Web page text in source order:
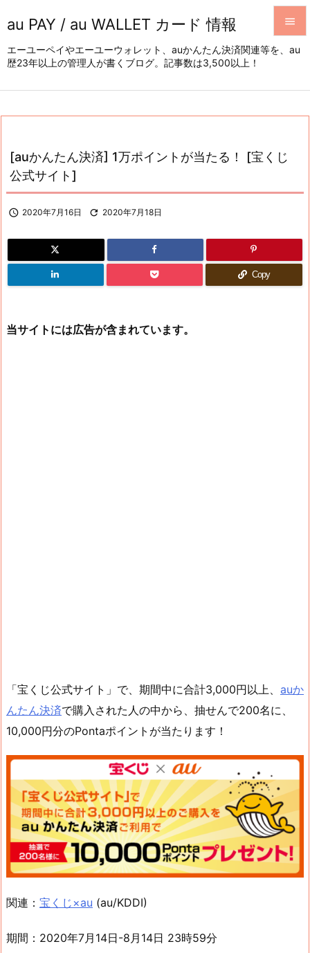
au PAY / au WALLET カード 情報
エーユーペイやエーユーウォレット、auかんたん決済関連等を、au
歴23年以上の管理人が書くブログ。記事数は3,500以上！





[auかんたん決済] 1万ポイントが当たる！ [宝くじ
公式サイト]
 2020年7月16日  2020年7月18日
Copy
当サイトには広告が含まれています。
「宝くじ公式サイト」で、期間中に合計3,000円以上、 auか
んたん決済で購入された人の中から、抽せんで200名に、
10,000円分のPontaポイントが当たります！
関連： 宝くじ×au (au/KDDI)
期間：2020年7月14日-8月14日 23時59分